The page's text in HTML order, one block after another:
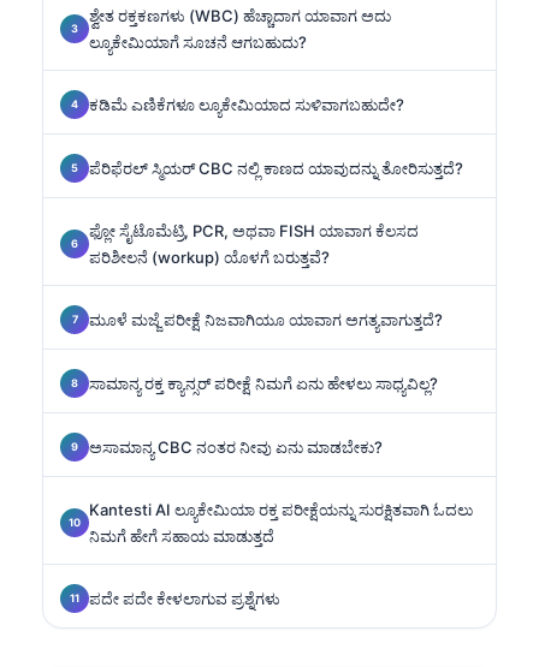
ಶ್ವೇತ ರಕ್ತಕಣಗಳು (WBC) ಹೆಚ್ಚಾದಾಗ ಯಾವಾಗ ಅದು
ಲ್ಯೂಕೇಮಿಯಾಗೆ ಸೂಚನೆ ಆಗಬಹುದು?
ಕಡಿಮೆ ಎಣಿಕೆಗಳೂ ಲ್ಯೂಕೇಮಿಯಾದ ಸುಳಿವಾಗಬಹುದೇ?
ಪೆರಿಫೆರಲ್ ಸ್ಮಿಯರ್ CBC ನಲ್ಲಿ ಕಾಣದ ಯಾವುದನ್ನು ತೋರಿಸುತ್ತದೆ?
ಫ್ಲೋ ಸೈಟೊಮೆಟ್ರಿ, PCR, ಅಥವಾ FISH ಯಾವಾಗ ಕೆಲಸದ
ಪರಿಶೀಲನೆ (workup) ಯೊಳಗೆ ಬರುತ್ತವೆ?
ಮೂಳೆ ಮಜ್ಜೆ ಪರೀಕ್ಷೆ ನಿಜವಾಗಿಯೂ ಯಾವಾಗ ಅಗತ್ಯವಾಗುತ್ತದೆ?
ಸಾಮಾನ್ಯ ರಕ್ತ ಕ್ಯಾನ್ಸರ್ ಪರೀಕ್ಷೆ ನಿಮಗೆ ಏನು ಹೇಳಲು ಸಾಧ್ಯವಿಲ್ಲ?
ಅಸಾಮಾನ್ಯ CBC ನಂತರ ನೀವು ಏನು ಮಾಡಬೇಕು?
Kantesti AI ಲ್ಯೂಕೇಮಿಯಾ ರಕ್ತ ಪರೀಕ್ಷೆಯನ್ನು ಸುರಕ್ಷಿತವಾಗಿ ಓದಲು
ನಿಮಗೆ ಹೇಗೆ ಸಹಾಯ ಮಾಡುತ್ತದೆ
ಪದೇ ಪದೇ ಕೇಳಲಾಗುವ ಪ್ರಶ್ನೆಗಳು